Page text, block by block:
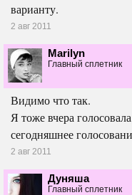
варианту.
2 авг 2011
Marilyn
Главный сплетник
Видимо что так.
Я тоже вчера
сегодняшнее
2 авг 2011
Дуняша
Главный сплетник